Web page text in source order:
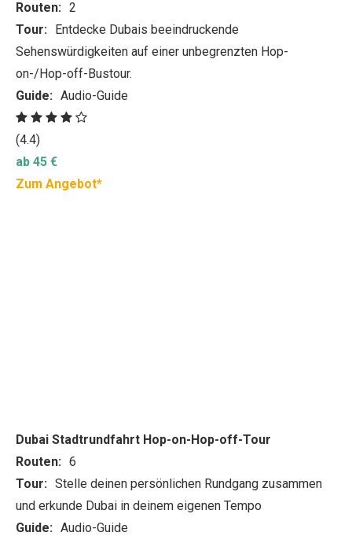
Routen: 2
Tour:
Entdecke Dubais beeindruckende
Sehenswürdigkeiten auf einer unbegrenzten Hop-
on-/Hop-off-Bustour.
Guide: Audio-Guide
(4.4)
ab 45 €
Zum Angebot*
Dubai Stadtrundfahrt Hop-on-Hop-off-Tour
Routen: 6
Tour: Stelle deinen persönlichen Rundgang zusammen
und erkunde Dubai in deinem eigenen Tempo
Guide: Audio-Guide